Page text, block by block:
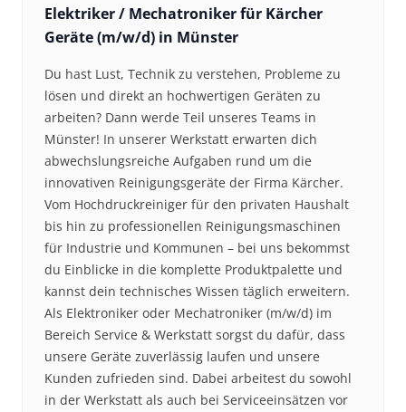
Elektriker / Mechatroniker für Kärcher
Geräte (m/w/d) in Münster
Du hast Lust, Technik zu verstehen, Probleme zu
lösen und direkt an hochwertigen Geräten zu
arbeiten? Dann werde Teil unseres Teams in
Münster! In unserer Werkstatt erwarten dich
abwechslungsreiche Aufgaben rund um die
innovativen Reinigungsgeräte der Firma Kärcher.
Vom Hochdruckreiniger für den privaten Haushalt
bis hin zu professionellen Reinigungsmaschinen
für Industrie und Kommunen – bei uns bekommst
du Einblicke in die komplette Produktpalette und
kannst dein technisches Wissen täglich erweitern.
Als Elektroniker oder Mechatroniker (m/w/d) im
Bereich Service & Werkstatt sorgst du dafür, dass
unsere Geräte zuverlässig laufen und unsere
Kunden zufrieden sind. Dabei arbeitest du sowohl
in der Werkstatt als auch bei Serviceeinsätzen vor